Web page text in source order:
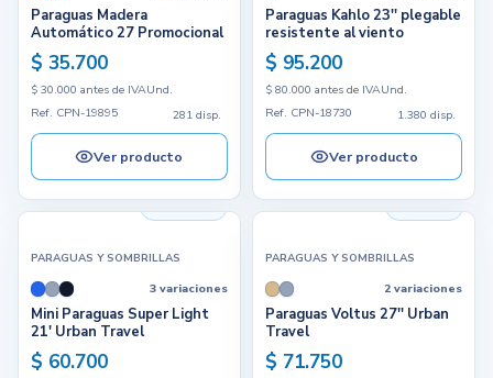
Paraguas Madera
Automático 27 Promocional
$ 35.700
$ 30.000 antes de IVAUnd.
Ref. CPN-19895
281 disp.
Ver producto
Paraguas Kahlo 23'' plegable
resistente al viento
$ 95.200
$ 80.000 antes de IVAUnd.
Ref. CPN-18730
1.380 disp.
Ver producto
PARAGUAS Y SOMBRILLAS
3 variaciones
Mini Paraguas Super Light
21' Urban Travel
$ 60.700
PARAGUAS Y SOMBRILLAS
2 variaciones
Paraguas Voltus 27'' Urban
Travel
$ 71.750